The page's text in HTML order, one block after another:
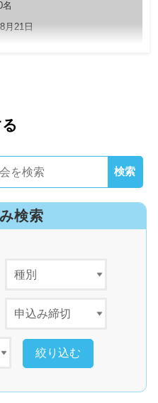
名
月21日
グラムを用意し、オンライン
ラムを用…
検索